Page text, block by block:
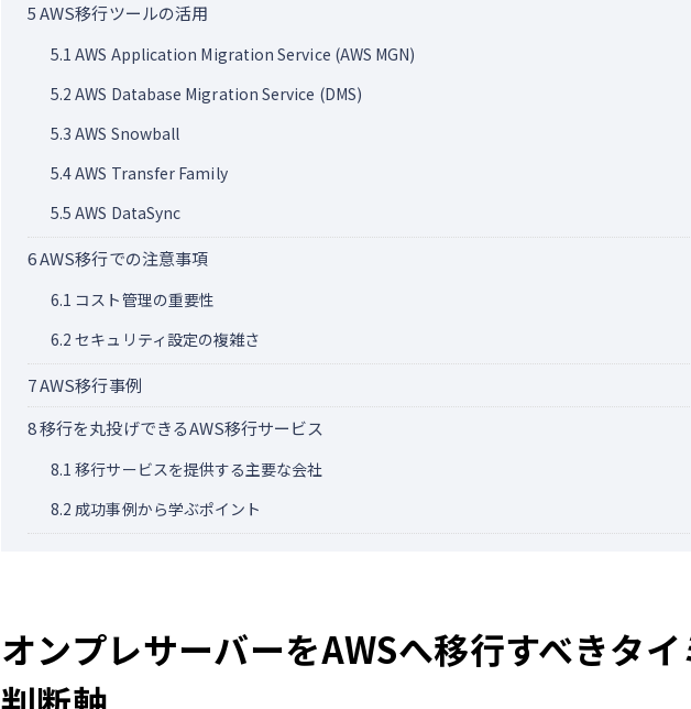
5AWS移行ツールの活用
5.1 AWS Application Migration Service (AWS MGN)
5.2 AWS Database Migration Service (DMS)
5.3 AWS Snowball
5.4AWS Transfer Family
5.5 AWS DataSync
6AWS移行での注意事項
6.1 コスト管理の重要性
6.2 セキュリティ設定の複雑さ
7AWS移行事例
8移行を丸投げできるAWS移行サービス
8.1 移行サービスを提供する主要な会社
8.2 成功事例から学ぶポイント
オンプレサーバーをAWSへ移行すべきタ